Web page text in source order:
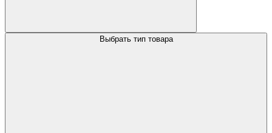
Выбрать тип товара